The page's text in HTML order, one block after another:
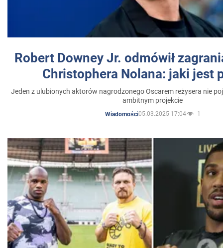
Robert Downey Jr. odmówił
Christophera Nolana: jaki jest
Jeden z ulubionych aktorów nagrodzonego Oscarem reżysera nie
ambitnym projekcie
Wiadomości05.03.2025 17:04 1